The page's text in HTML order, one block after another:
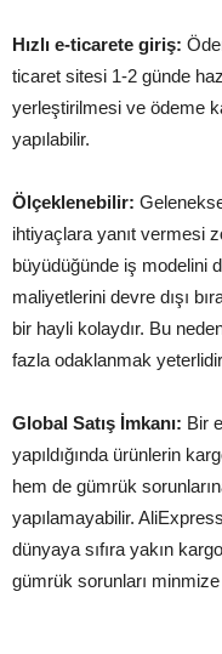
Hızlı e-ticarete giriş:
ticaret sitesi 1-2 günde
yerleştirilmesi ve ödeme
yapılabilir.
Ölçeklenebilir:
ihtiyaçlara yanıt vermesi
büyüdüğünde iş modelini
maliyetlerini devre dışı
bir hayli kolaydır. Bu
fazla odaklanmak
Global Satış İmkanı: Bir
yapıldığında ürünlerin
hem de gümrük
yapılamayabilir.
dünyaya sıfıra yakın
gümrük sorunları